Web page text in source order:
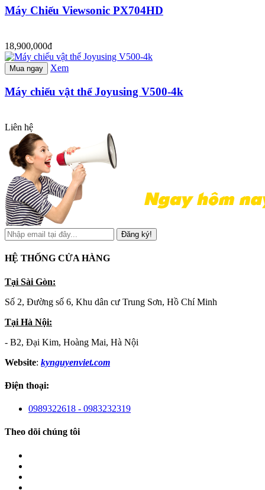
Máy Chiếu Viewsonic PX704HD
18,900,000đ
Mua ngay Xem
Máy chiếu vật thể Joyusing V500-4k
Liên hệ
Đăng ký!
HỆ THỐNG CỬA HÀNG
Tại Sài Gòn:
Số 2, Đường số 6, Khu dân cư Trung Sơn, Hồ Chí Minh
Tại Hà Nội:
- B2, Đại Kim, Hoàng Mai, Hà Nội
Website: kynguyenviet.com
Điện thoại:
0989322618 - 0983232319
Theo dõi chúng tôi